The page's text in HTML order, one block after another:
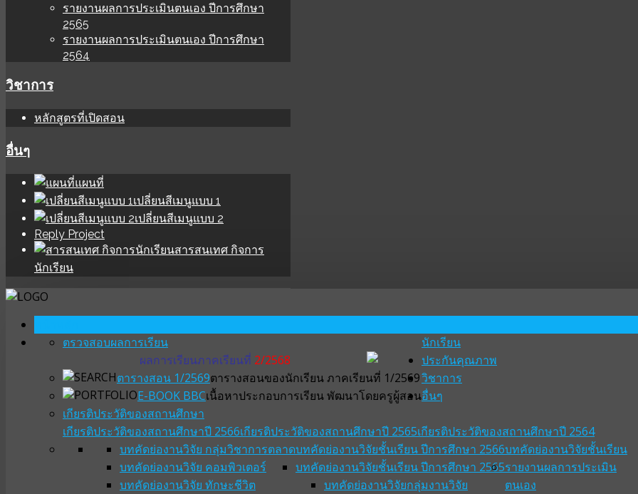
รายงานผลการประเมินตนเอง ปีการศึกษา
2565
รายงานผลการประเมินตนเอง ปีการศึกษา
2564
วิชาการ
หลักสูตรที่เปิดสอน
อื่นๆ
แผนที่
เปลี่ยนสีเมนูแบบ 1
เปลี่ยนสีเมนูแบบ 2
Reply Project
สารสนเทศ กิจการ
นักเรียน
นักเรียน
ตรวจสอบผลการเรียน
ผลการเรียนภาคเรียนที่ 2/2568
ตารางสอน 1/2569ตารางสอนของนักเรียน ภาคเรียนที่ 1/2569
E-BOOK BBCเนื้อหาประกอบการเรียน พัฒนาโดยครูผู้สอน
ประกันคุณภาพ
เกียรติประวัติของสถานศึกษา
เกียรติประวัติของสถานศึกษาปี 2566เกียรติประวัติของสถานศึกษาปี 2565เกียรติประวัติของสถานศึกษาปี 2564
บทคัดย่องานวิจัยชั้นเรียน
บทคัดย่องานวิจัยชั้นเรียน ปีการศึกษา 2566
บทคัดย่องานวิจัย กลุ่มวิชาการตลาด
บทคัดย่องานวิจัย คอมพิวเตอร์
บทคัดย่องานวิจัย ทักษะชีวิต
บทคัดย่องานวิจัยชั้นเรียน ปีการศึกษา 2565
บทคัดย่องานวิจัยกลุ่มงานวิจัย
รายงานผลการประเมิน
ตนเอง
วิชาการ
อื่นๆ